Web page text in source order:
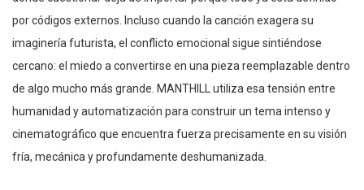
por códigos externos. Incluso cuando la canción exagera su
imaginería futurista, el conflicto emocional sigue sintiéndose
cercano: el miedo a convertirse en una pieza reemplazable dentro
de algo mucho más grande. MANTHILL utiliza esa tensión entre
humanidad y automatización para construir un tema intenso y
cinematográfico que encuentra fuerza precisamente en su visión
fría, mecánica y profundamente deshumanizada.